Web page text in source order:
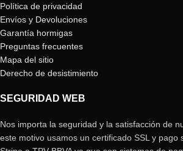
Política de privacidad
Envíos y Devoluciones
Garantía hormigas
Preguntas frecuentes
Mapa del sitio
Derecho de desistimiento
SEGURIDAD WEB
Nos importa la seguridad y la satisfacción de
este motivo usamos un certificado SSL y pago